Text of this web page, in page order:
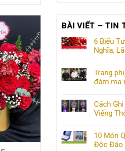
BÀI VIẾT – TIN
6 Biểu
Nghĩa,
Trang
đám ma
Cách
Viếng
10 Món
Độc Đáo